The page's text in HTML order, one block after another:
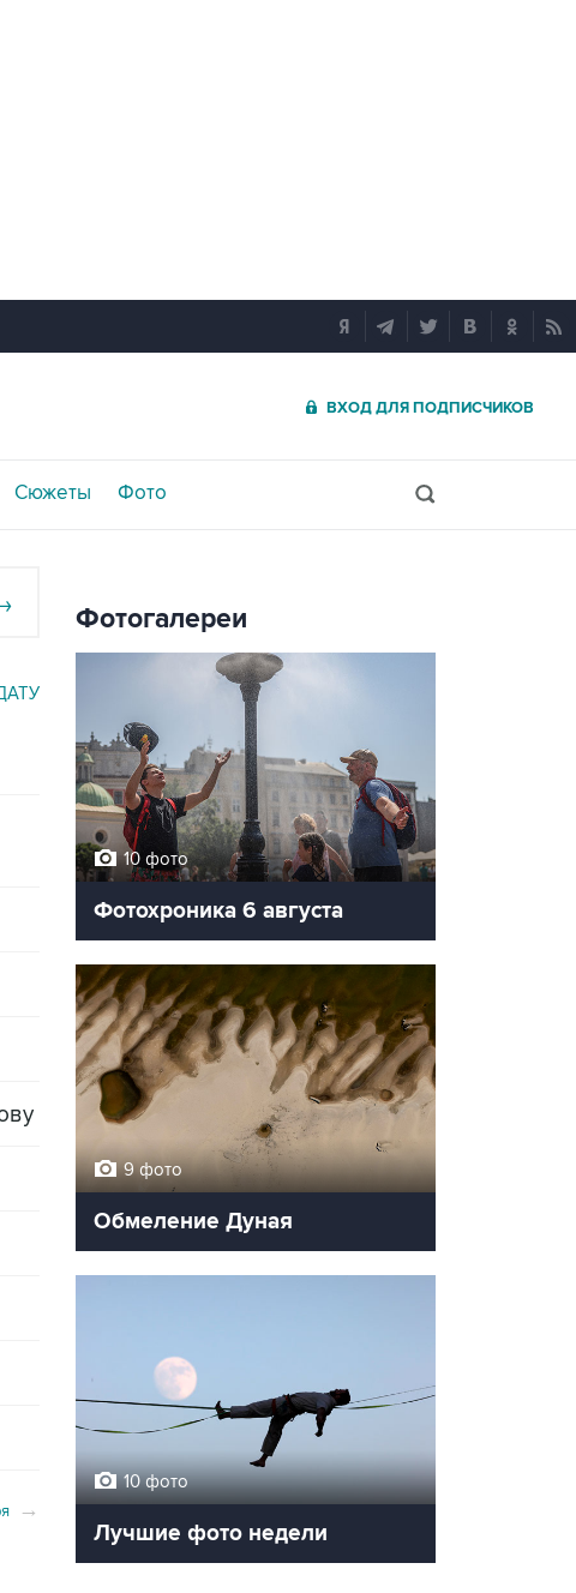
ВХОД ДЛЯ ПОДПИСЧИКОВ
Сюжеты Фото
→
Фотогалереи
10 фото
Фотохроника 6 августа
9 фото
Обмеление Дуная
10 фото
Лучшие фото недели